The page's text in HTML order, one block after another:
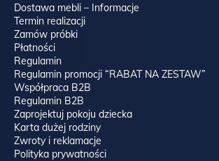
Dostawa mebli – Informacje
Termin realizacji
Zamów próbki
Płatności
Regulamin
Regulamin promocji “RABAT NA ZESTAW”
Współpraca B2B
Regulamin B2B
Zaprojektuj pokoju dziecka
Karta dużej rodziny
Zwroty i reklamacje
Polityka prywatności